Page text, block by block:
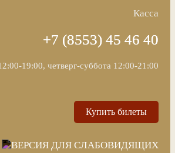
Касса
+7 (8553) 45 46 40
19:00, четверг-суббота 12:00-21:00
Купить билеты